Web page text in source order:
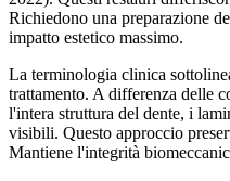
Richiedono una preparazione
impatto estetico massimo.
La terminologia clinica
trattamento. A differenza delle
l'intera struttura del dente, i
visibili. Questo approccio
Mantiene l'integrità